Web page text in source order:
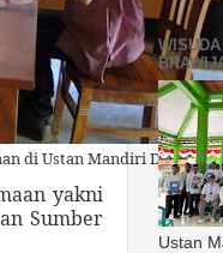
di Ustan Mandiri
yakni
Sumber
Ustan